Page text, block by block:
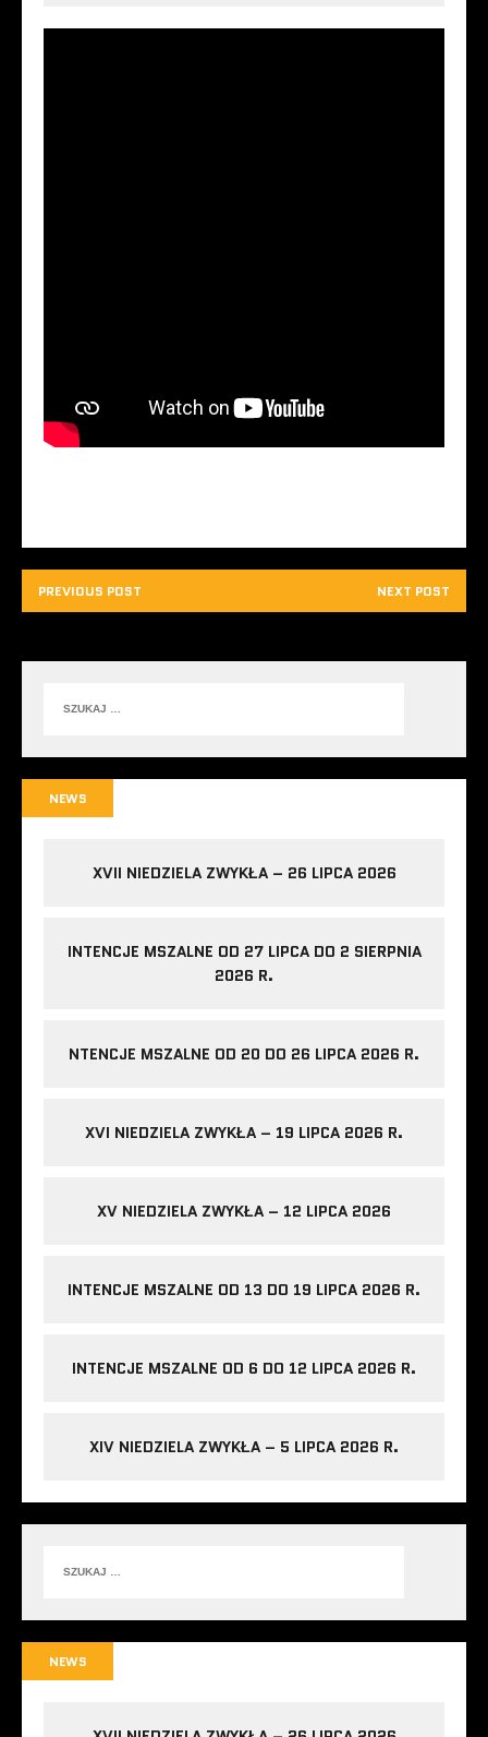
PREVIOUS POST NEXT POST
NEWS
XVII NIEDZIELA ZWYKŁA – 26 LIPCA 2026
INTENCJE MSZALNE OD 27 LIPCA DO 2 SIERPNIA
2026 R.
NTENCJE MSZALNE OD 20 DO 26 LIPCA 2026 R.
XVI NIEDZIELA ZWYKŁA – 19 LIPCA 2026 R.
XV NIEDZIELA ZWYKŁA – 12 LIPCA 2026
INTENCJE MSZALNE OD 13 DO 19 LIPCA 2026 R.
INTENCJE MSZALNE OD 6 DO 12 LIPCA 2026 R.
XIV NIEDZIELA ZWYKŁA – 5 LIPCA 2026 R.
NEWS